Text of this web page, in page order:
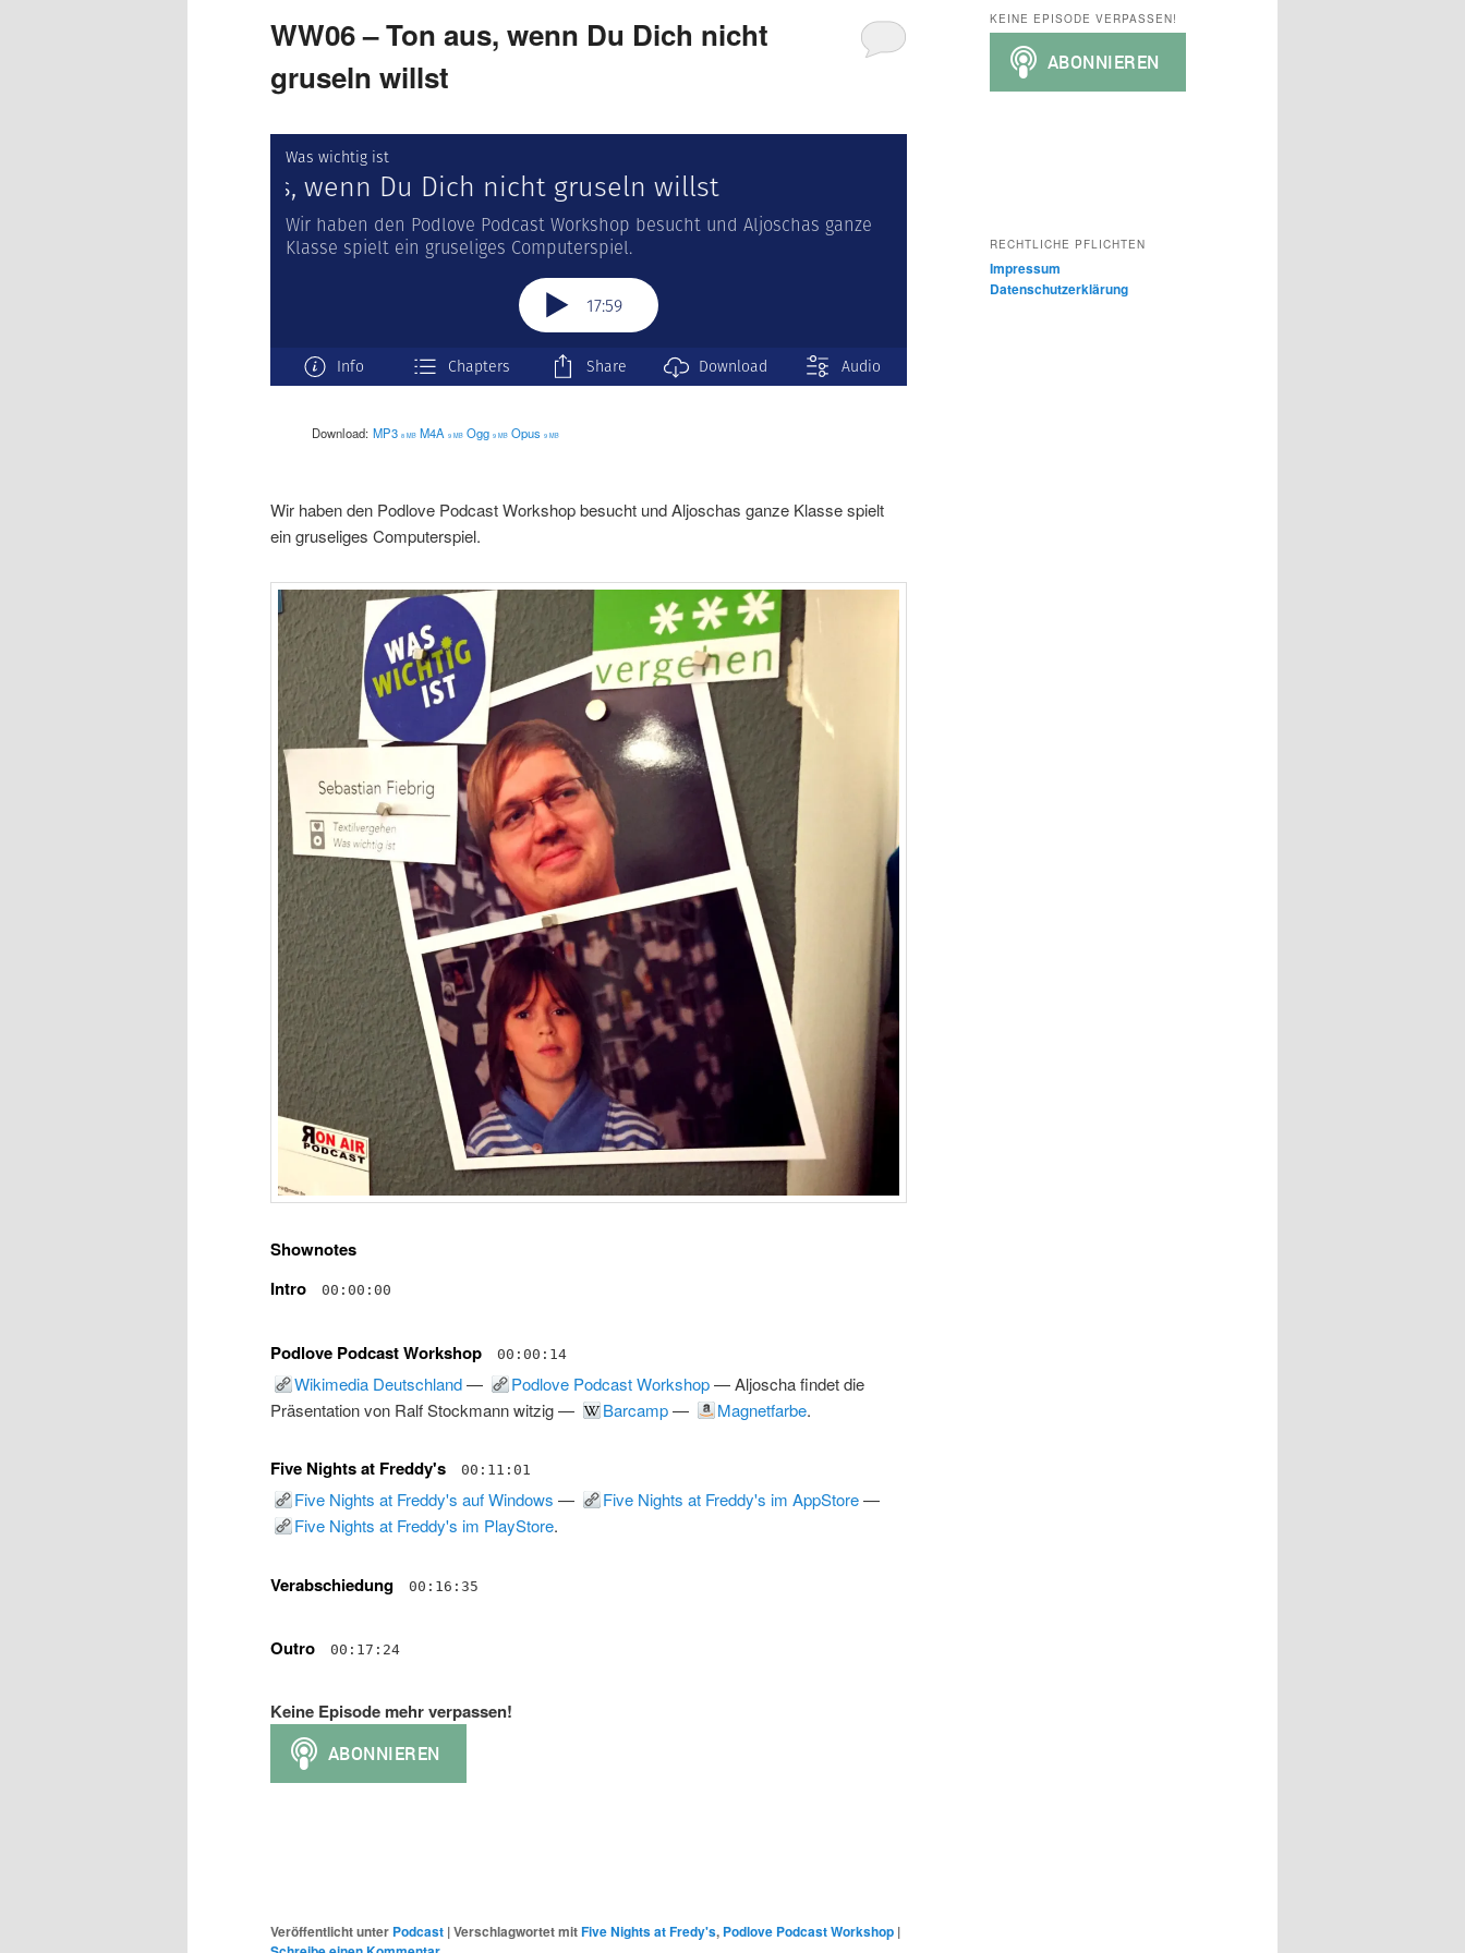
WW06 – Ton aus, wenn Du Dich nicht
gruseln willst
Download: MP3 8 MB M4A 9 MB Ogg 9 MB Opus 9 MB
Wir haben den Podlove Podcast Workshop besucht und Aljoschas ganze Klasse spielt
ein gruseliges Computerspiel.
Shownotes
Intro
00:00:00
Podlove Podcast Workshop 00:00:14
Wikimedia Deutschland— Podlove Podcast Workshop—Aljoscha findet die
Präsentation von Ralf Stockmann witzig— Barcamp— Magnetfarbe.
Five Nights at Freddy's 00:11:01
Five Nights at Freddy's auf Windows — Five Nights at Freddy's im AppStore—
Five Nights at Freddy's im PlayStore.
Verabschiedung 00:16:35
Outro 00:17:24
Keine Episode mehr verpassen!
Veröffentlicht unter Podcast |Verschlagwortet mitFive Nights at Fredy's, Podlove Podcast Workshop |
h
e
KEINE EPISODE VERPASSEN!
RECHTLICHE PFLICHTEN
Impressum
Datenschutzerklärung